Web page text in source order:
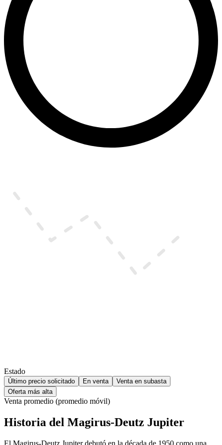
Estado
Último precio solicitado En venta
Venta en subasta
Oferta más alta
Venta promedio (promedio móvil)
Historia del Magirus-Deutz Jupiter
El Magirus-Deutz Jupiter debutó en la década de 1950 como una